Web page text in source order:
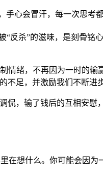
心会冒汗，每一次思考
反杀”的滋味，是刻骨铭
情绪，不再因为一时的
不足，并激励我们不断进步
侃，输了钱后的互相安
在想什么。你可能会因